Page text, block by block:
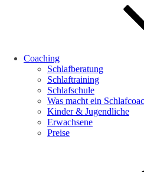
Coaching
Schlafberatung
Schlaftraining
Schlafschule
Was macht ein
Kinder & Jugendliche
Erwachsene
Preise